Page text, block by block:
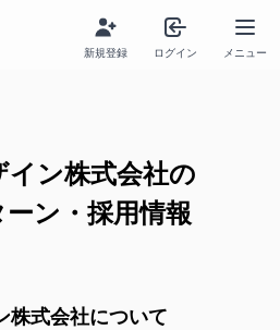
新規登録 ログイン メニュー
ン株式会社の
ン・採用情報
株式会社について